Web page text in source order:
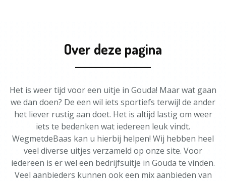
Over deze pagina
Het is weer tijd voor een uitje in Gouda! Maar wat gaan
we dan doen? De een wil iets sportiefs terwijl de ander
het liever rustig aan doet. Het is altijd lastig om weer
iets te bedenken wat iedereen leuk vindt.
WegmetdeBaas kan u hierbij helpen! Wij hebben heel
veel diverse uitjes verzameld op onze site. Voor
iedereen is er wel een bedrijfsuitje in Gouda te vinden.
Veel aanbieders kunnen ook een mix aanbieden van